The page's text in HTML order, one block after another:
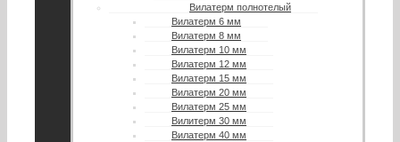
Вилатерм полнотелый
Вилатерм 6 мм
Вилатерм 8 мм
Вилатерм 10 мм
Вилатерм 12 мм
Вилатерм 15 мм
Вилатерм 20 мм
Вилатерм 25 мм
Вилитерм 30 мм
Вилатерм 40 мм